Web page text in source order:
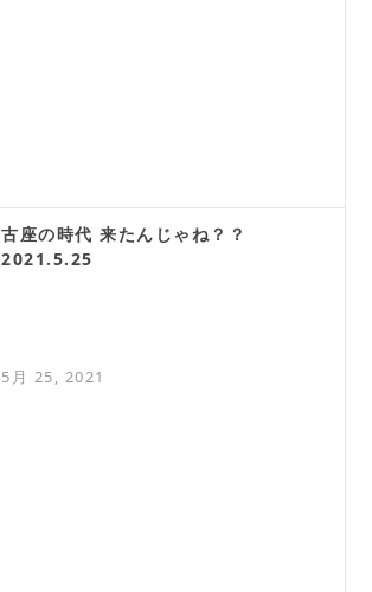
古座の時代 来たんじゃね？？
2021.5.25
5月 25, 2021